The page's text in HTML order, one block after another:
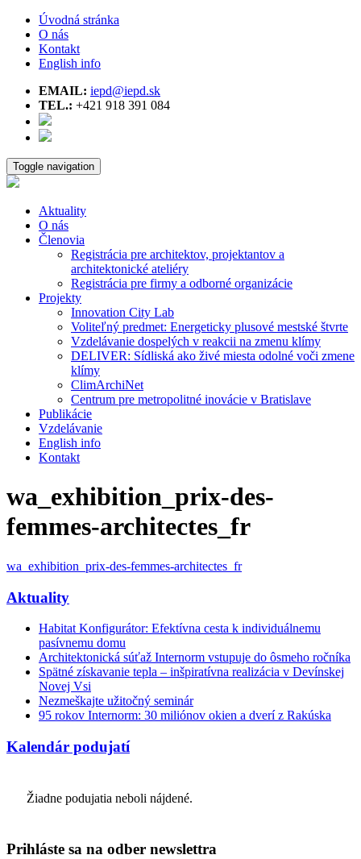
Úvodná stránka
O nás
Kontakt
English info
EMAIL: iepd@iepd.sk
TEL.: +421 918 391 084
Toggle navigation
Aktuality
O nás
Členovia
Registrácia pre architektov, projektantov a
architektonické ateliéry
Registrácia pre firmy a odborné organizácie
Projekty
Innovation City Lab
Voliteľný predmet: Energeticky plusové mestské štvrte
Vzdelávanie dospelých v reakcii na zmenu klímy
DELIVER: Sídliská ako živé miesta odolné voči zmene
klímy
ClimArchiNet
Centrum pre metropolitné inovácie v Bratislave
Publikácie
Vzdelávanie
English info
Kontakt
wa_exhibition_prix-des-
femmes-architectes_fr
wa_exhibition_prix-des-femmes-architectes_fr
Aktuality
Habitat Konfigurátor: Efektívna cesta k individuálnemu
pasívnemu domu
Architektonická súťaž Internorm vstupuje do ôsmeho ročníka
Spätné získavanie tepla – inšpiratívna realizácia v Devínskej
Novej Vsi
Nezmeškajte užitočný seminár
95 rokov Internorm: 30 miliónov okien a dverí z Rakúska
Kalendár podujatí
Žiadne podujatia neboli nájdené.
Prihláste sa na odber newslettra